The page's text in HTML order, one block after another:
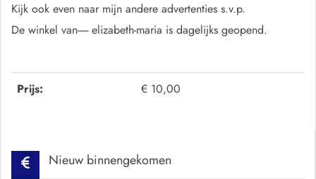
Prijs: € 10,00
Kijk ook even naar mijn andere advertenties s.v.p.
De winkel van----- elizabeth-maria is dagelijks geopend.
Nieuw binnengekomen